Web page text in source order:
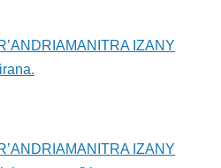
IZANY
IZANY